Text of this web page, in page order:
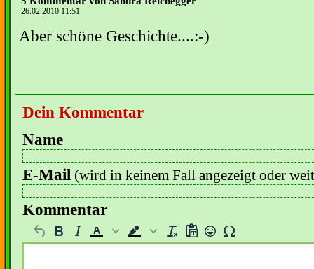
26.02.2010 11:51
Aber schöne Geschichte....:-)
Dein Kommentar
Name
E-Mail (wird in keinem Fall angezeigt oder
Kommentar